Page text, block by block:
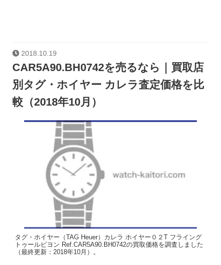
2018.10.19
CAR5A90.BH0742を売るなら｜買取店
別タグ・ホイヤー カレラ査定価格を比
較（2018年10月）
タグ・ホイヤー（TAG Heuer）カレラ ホイヤー０２T フライング
トゥールビヨン Ref.CAR5A90.BH0742の買取価格を調査しました
（最終更新：2018年10月）。